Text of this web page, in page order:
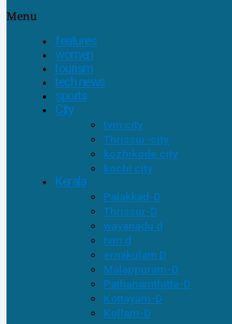
Menu
features
women
tourism
tech news
sports
City
tvm city
Thrissur-city
kozhikode city
kochi city
Kerala
Palakkad-D
Thrissur-D
wayanadu d
tvm d
ernakulam D
Malappuram-D
Pathanamthitta-D
Kottayam-D
Kollam-D